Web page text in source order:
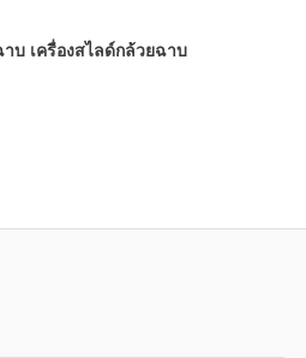
บ เครื่องสไลด์กล้วยฉาบ